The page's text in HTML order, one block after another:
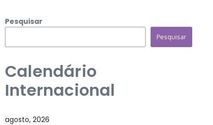
Pesquisar
Pesquisar
Calendário
Internacional
agosto, 2026